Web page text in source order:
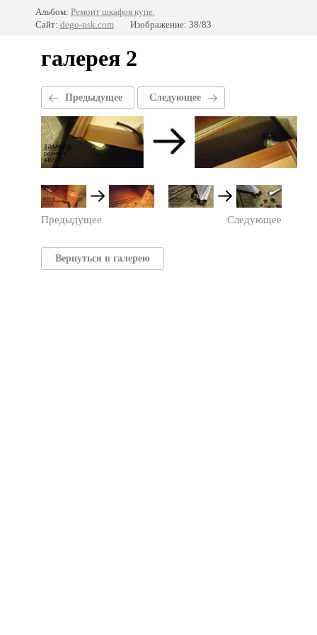
Альбом: Ремонт шкафов купе.
Сайт: dego-nsk.com Изображение: 38/83
галерея 2
Предыдущее Следующее
Предыдущее Следующее
Вернуться в галерею